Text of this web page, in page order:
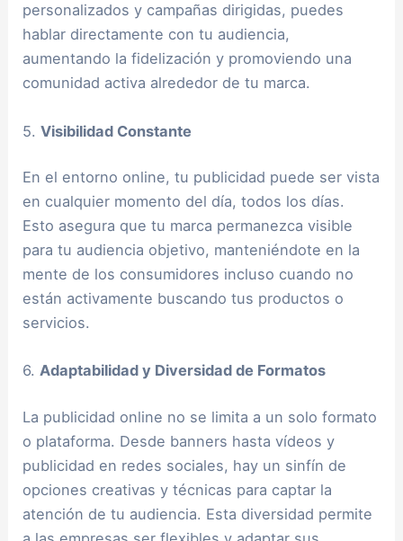
personalizados y campañas dirigidas, puedes
hablar directamente con tu audiencia,
aumentando la fidelización y promoviendo una
comunidad activa alrededor de tu marca.
5.Visibilidad Constante
En el entorno online, tu publicidad puede ser vista
en cualquier momento del día, todos los días.
Esto asegura que tu marca permanezca visible
para tu audiencia objetivo, manteniéndote en la
mente de los consumidores incluso cuando no
están activamente buscando tus productos o
servicios.
6.Adaptabilidad y Diversidad de Formatos
La publicidad online no se limita a un solo formato
o plataforma. Desde banners hasta vídeos y
publicidad en redes sociales, hay un sinfín de
opciones creativas y técnicas para captar la
atención de tu audiencia. Esta diversidad permite